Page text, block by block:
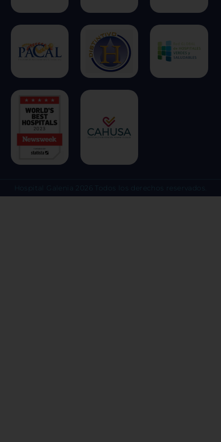
Hospital Galenia 2026 Todos los derechos reservados.
una experiencia web más
escoger no permitirnos usar ciertas
clic en los encabezados de cada
más y cambiar nuestras
predeterminadas. Sin embargo, el
algunos tipos de cookies puede
ofrecer.Más información
Permitir todas
Sistema de personalización